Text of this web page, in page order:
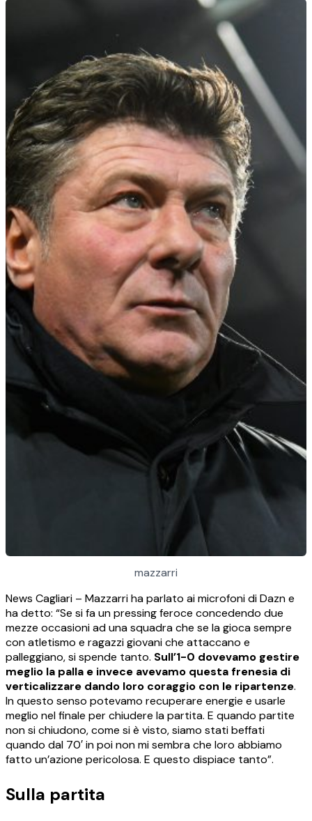
mazzarri
News Cagliari – Mazzarri ha parlato ai microfoni di Dazn e
ha detto: “Se si fa un pressing feroce concedendo due
mezze occasioni ad una squadra che se la gioca sempre
con atletismo e ragazzi giovani che attaccano e
palleggiano, si spende tanto. Sull’1-0 dovevamo gestire
meglio la palla e invece avevamo questa frenesia di
verticalizzare dando loro coraggio con le ripartenze.
In questo senso potevamo recuperare energie e usarle
meglio nel finale per chiudere la partita. E quando partite
non si chiudono, come si è visto, siamo stati beffati
quando dal 70′ in poi non mi sembra che loro abbiamo
fatto un’azione pericolosa. E questo dispiace tanto”.
Sulla partita